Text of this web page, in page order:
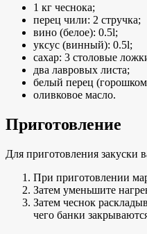
1 кг чеснока;
перец чили: 2 стручка;
вино (белое): 0.5l;
уксус (винный): 0.5l;
сахар: 3 столовые
два лавровых листа;
белый перец
оливковое масло.
Приготовление
Для приготовления закуски
При приготовлении
Затем уменьшите
Затем чеснок
чего банки